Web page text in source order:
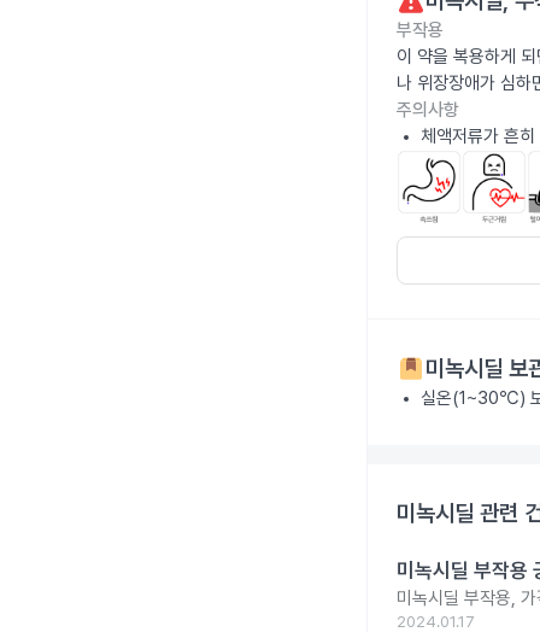
부작용
이 약을 복용하게
나 위장장애가 심하
주의사항
체액저류가 흔
미녹시딜 보
실온(1~30℃)
미녹시딜 관련
미녹시딜 부작용
미녹시딜 부작용,
2024.01.17